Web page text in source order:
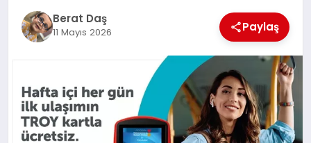
NURHAKBerat Daş
11 Mayıs 2026 Paylaş